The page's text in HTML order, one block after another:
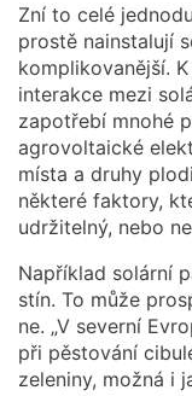
Zní to celé
prostě nainstalují
komplikovanější.
interakce mezi
zapotřebí mnohé
agrovoltaické
místa a druhy
některé faktory,
udržitelný, nebo
Například solární
stín. To může
ne. „V severní
při pěstování
zeleniny, možná i